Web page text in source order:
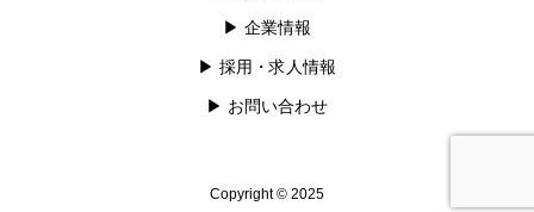
▶︎ 企業情報
▶︎ 採用・求人情報
▶︎ お問い合わせ
Copyright © 2025